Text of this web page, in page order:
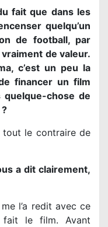
fait que dans les
quelqu’un
de football, par
vraiment de valeur.
c’est un peu la
financer un film
quelque-chose de
tout le contraire de
a dit clairement,
l’a redit avec ce
fait le film. Avant